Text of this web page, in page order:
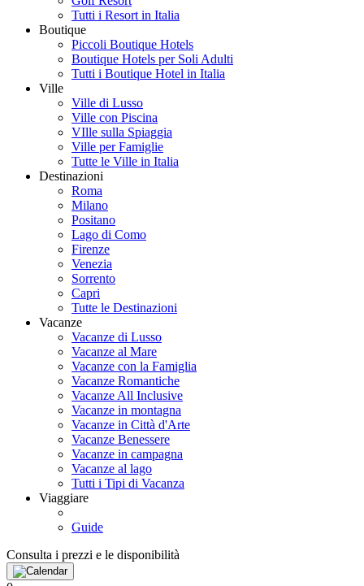
Tutti i Resort in Italia
Boutique
Piccoli Boutique Hotels
Boutique Hotels per Soli Adulti
Tutti i Boutique Hotel in Italia
Ville
Ville di Lusso
Ville con Piscina
VIlle sulla Spiaggia
Ville per Famiglie
Tutte le Ville in Italia
Destinazioni
Roma
Milano
Positano
Lago di Como
Firenze
Venezia
Sorrento
Capri
Tutte le Destinazioni
Vacanze
Vacanze di Lusso
Vacanze al Mare
Vacanze con la Famiglia
Vacanze Romantiche
Vacanze All Inclusive
Vacanze in montagna
Vacanze in Città d'Arte
Vacanze Benessere
Vacanze in campagna
Vacanze al lago
Tutti i Tipi di Vacanza
Viaggiare
Guide
Consulta i prezzi e le disponibilità